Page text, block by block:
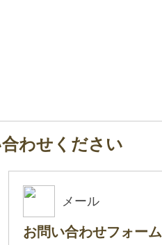
わせください
メール
お問い合わせフォーム